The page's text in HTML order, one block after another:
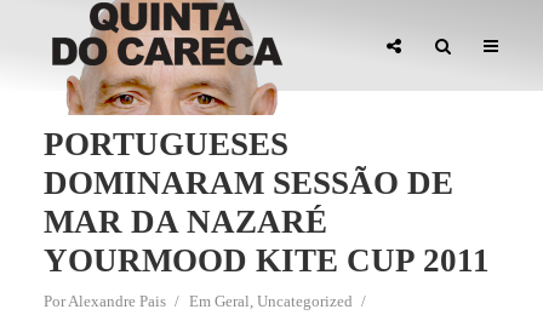
PORTUGUESES
DOMINARAM SESSÃO DE
MAR DA NAZARÉ
YOURMOOD KITE CUP 2011
PorAlexandre Pais Em Geral, Uncategorized